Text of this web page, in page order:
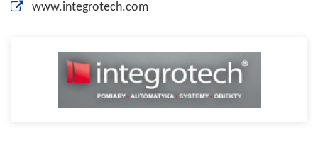
www.integrotech.com